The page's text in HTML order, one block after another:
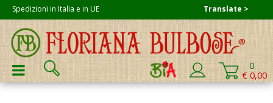
Skip
to
content
Spedizioni in Italia e in UE
Cerca:
0
€ 0,00
PRIMARY MENU
Translate >